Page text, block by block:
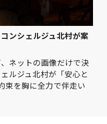
ンシェルジュ北村が案
ネットの画像だけで決
ルジュ北村が「安心と
束を胸に全力で伴走い